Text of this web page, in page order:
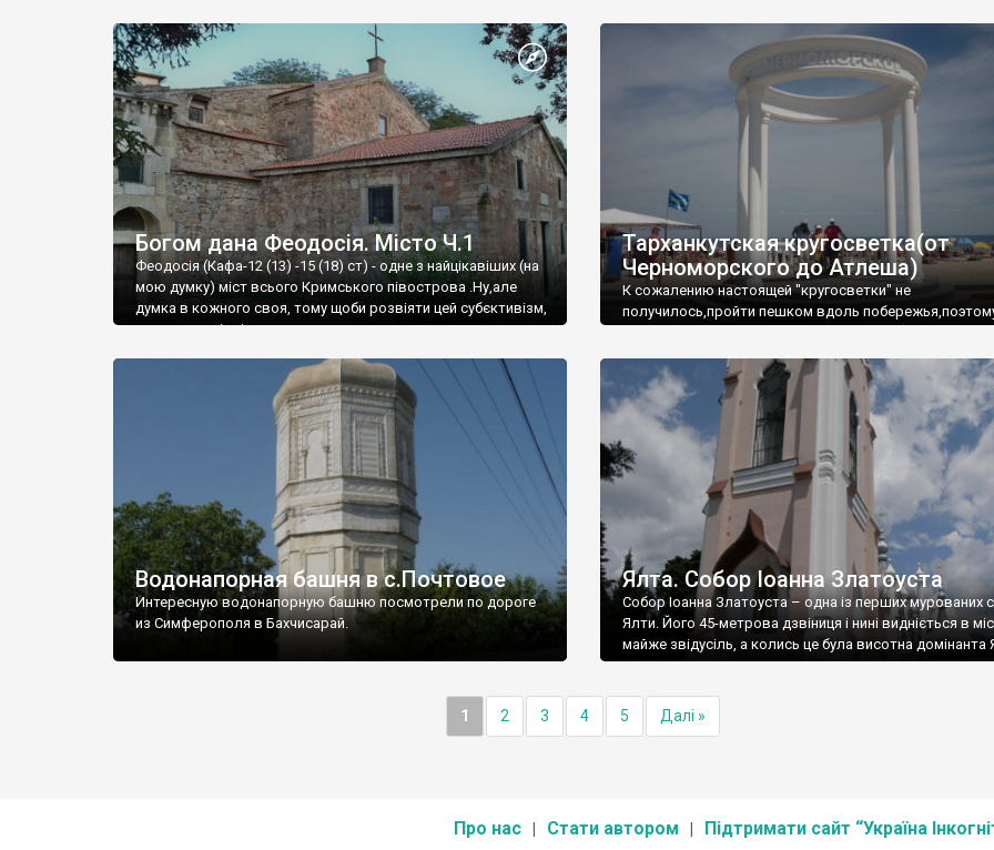
Богом дана Феодосія. Місто Ч.1
Феодосія (Кафа-12 (13) -15 (18) ст) - одне з найцікавіших (на
мою думку) міст всього Кримського півострова .Ну,але
думка в кожного своя, тому щоби розвіяти цей субєктивізм,
запрошую відвідати це
Тарханкутская кругосветка(от
Черноморского до Атлеша)
К сожалению настоящей "кругосветки" не
получилось,пройти пешком вдоль
Водонапорная башня в с.Почтовое
Интересную водонапорную башню посмотрели по дороге
из Симферополя в Бахчисарай.
Ялта. Собор Іоанна Златоуста
Собор Іоанна Златоуста – одна із перших мурованих
Ялти. Його 45-метрова дзвіниця і нині видніється в
майже звідусіль, а колись це була висотна домінанта
1 2 3 4 5 Далі »
Про нас Стати автором Підтримати сайт “Україна